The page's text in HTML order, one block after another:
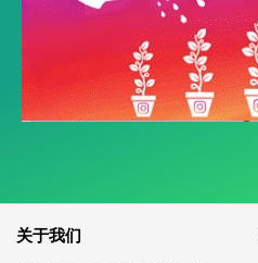
关于我们